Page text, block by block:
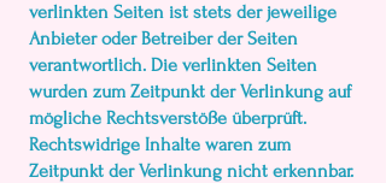
verlinkten Seiten ist stets der jeweilige
Anbieter oder Betreiber der Seiten
verantwortlich. Die verlinkten Seiten
wurden zum Zeitpunkt der Verlinkung auf
mögliche Rechtsverstöße überprüft.
Rechtswidrige Inhalte waren zum
Zeitpunkt der Verlinkung nicht erkennbar.